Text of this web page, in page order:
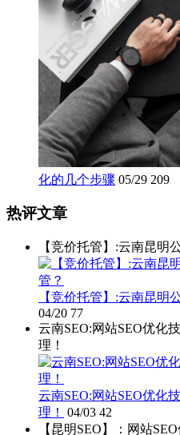
化的几个步骤 05/29 209
热评文章
【竞价托管】:云南昆明
【竞价托管】:云南昆明
04/20 77
云南SEO:网站SEO优化
理！
云南SEO:网站SEO优化
理！
04/03 42
【昆明SEO】：网站